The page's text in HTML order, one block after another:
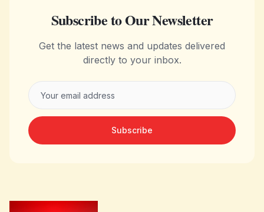
Subscribe to Our Newsletter
Get the latest news and updates delivered
directly to your inbox.
Subscribe